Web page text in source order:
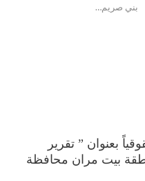
بني صريم…
بعنوان ” تقرير
بيت مران محافظة